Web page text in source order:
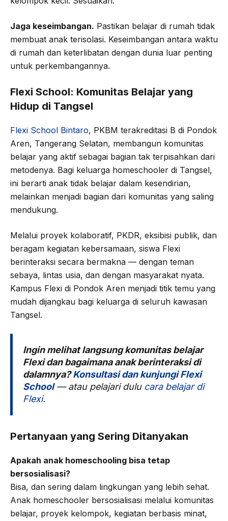
Jaga keseimbangan. Pastikan belajar di rumah tidak
membuat anak terisolasi. Keseimbangan antara waktu
di rumah dan keterlibatan dengan dunia luar penting
untuk perkembangannya.
Flexi School: Komunitas Belajar yang
Hidup di Tangsel
Flexi School Bintaro, PKBM terakreditasi B di Pondok
Aren, Tangerang Selatan, membangun komunitas
belajar yang aktif sebagai bagian tak terpisahkan dari
metodenya. Bagi keluarga homeschooler di Tangsel,
ini berarti anak tidak belajar dalam kesendirian,
melainkan menjadi bagian dari komunitas yang saling
mendukung.
Melalui proyek kolaboratif, PKDR, eksibisi publik, dan
beragam kegiatan kebersamaan, siswa Flexi
berinteraksi secara bermakna — dengan teman
sebaya, lintas usia, dan dengan masyarakat nyata.
Kampus Flexi di Pondok Aren menjadi titik temu yang
mudah dijangkau bagi keluarga di seluruh kawasan
Tangsel.
Ingin melihat langsung komunitas belajar
Flexi dan bagaimana anak berinteraksi di
dalamnya?Konsultasi dan kunjungi Flexi
School— atau pelajari dulu cara belajar di
Flexi.
Pertanyaan yang Sering Ditanyakan
Apakah anak homeschooling bisa tetap
bersosialisasi?
Bisa, dan sering dalam lingkungan yang lebih sehat.
Anak homeschooler bersosialisasi melalui komunitas
belajar, proyek kelompok, kegiatan berbasis minat,